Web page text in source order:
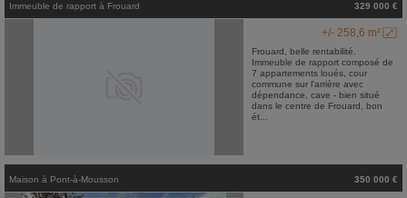
Immeuble de rapport à Frouard 329 000 €
+/- 258,6 m²
Frouard, belle rentabilité.
Immeuble de rapport composé de
7 appartements loués, cour
commune sur l'arrière avec
dépendance, cave - bien situé
dans le centre de Frouard, bon
ét...
Maison à Pont-à-Mousson 350 000 €